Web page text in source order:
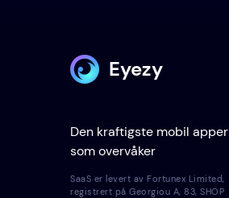
Eyezy
Den kraftigste mobil apper
som overvåker
SaaS er levert av Fortunex Limited,
registrert på Georgiou A, 83, SHOP